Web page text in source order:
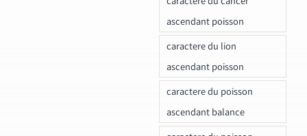
ascendant poisson
caractere du lion
ascendant poisson
caractere du poisson
ascendant balance